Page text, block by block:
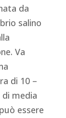
da
salino
Va
di 10 –
di media
essere